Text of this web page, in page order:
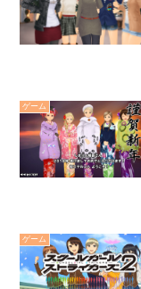
ゲーム
ゲーム